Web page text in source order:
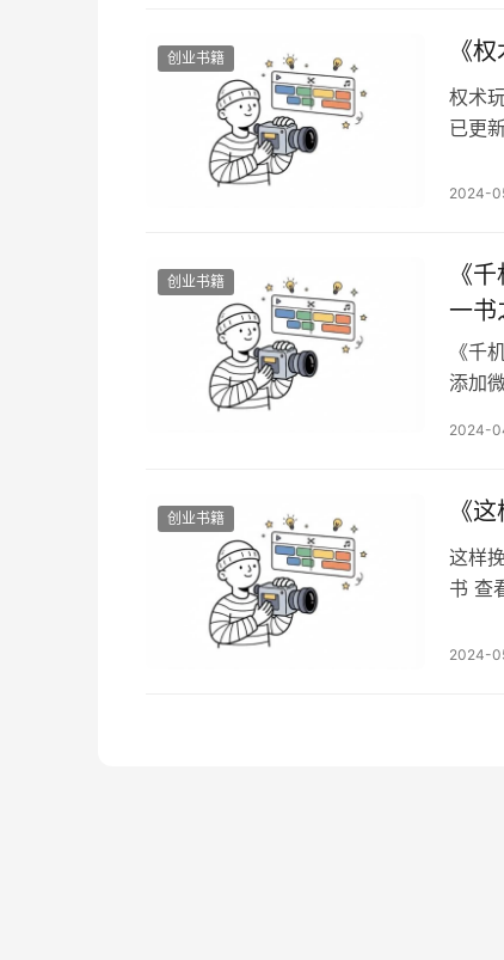
任大
创业书籍 《
权术
已更
蕴含
2024-
创业书籍
《
一书
《千
添加
变、
2024-
创业书籍 《
这样
书 查
是伴
2024-